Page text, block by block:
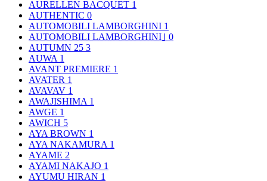
AURELLEN BACQUET 1
AUTHENTIC 0
AUTOMOBILI LAMBORGHINI 1
AUTOMOBILI LAMBORGHINI｣ 0
AUTUMN 25 3
AUWA 1
AVANT PREMIERE 1
AVATER 1
AVAVAV 1
AWAJISHIMA 1
AWGE 1
AWICH 5
AYA BROWN 1
AYA NAKAMURA 1
AYAME 2
AYAMI NAKAJO 1
AYUMU HIRAN 1